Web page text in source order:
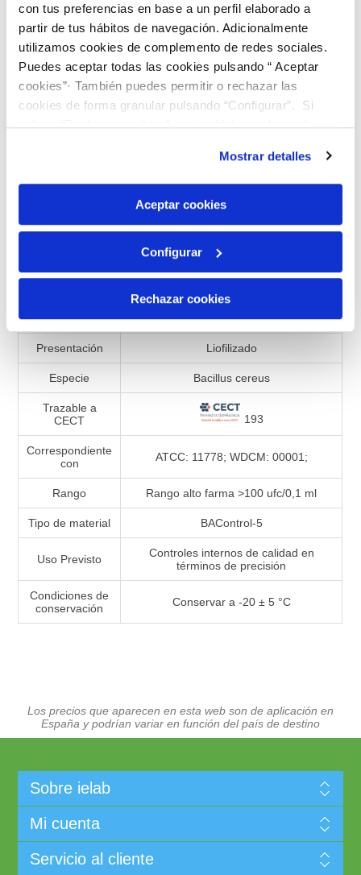
con tus preferencias en base a un perfil elaborado a
partir de tus hábitos de navegación. Adicionalmente
utilizamos cookies de complemento de redes sociales.
Puedes aceptar todas las cookies pulsando “ Aceptar
cookies”· También puedes permitir o rechazar las
cookies de forma granular pulsando “Configurar”. Si
pulsas “Rechazar cookies”, equivaldrá a rechazar la
son indispensables para que el sitio web funcione y que
por tanto no se pueden desactivar. Puedes consultar
más información en nuestraPolítica de Cookies
Mostrar detalles
Aceptar cookies
Configurar
Rechazar cookies
Material de referencia microbiológico cuantitativo deBacillus
cereusCECT 193. Suministrado en un dispensador BAControl-
5 de 5 pastillas. Rango de concentración alto farma (>100
ufc/0.1 mL)
112,00 €
Referencia 990319
Presentación Liofilizado
Especie Bacillus cereus
Trazable a
CECT
193
Correspondiente
con
ATCC: 11778; WDCM: 00001;
Rango Rango alto farma >100 ufc/0,1 ml
Tipo de material BAControl-5
Uso Previsto
Controles internos de calidad en
términos de precisión
Condiciones de
conservación
Conservar a -20 ± 5 °C
Los precios que aparecen en esta web son de aplicación en
España y podrían variar en función del país de destino
Sobre ielab
Mi cuenta
Servicio al cliente